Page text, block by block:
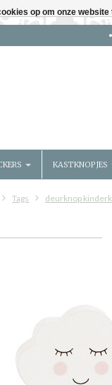
KASTKNOPJES
Tags deurknop
op om onze